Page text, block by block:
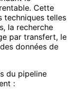
Cette
techniques telles
la recherche
par transfert, le
données de
du pipeline
: